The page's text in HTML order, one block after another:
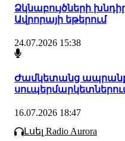
Ձկնաբույծների
Ավրորայի եթերում
24.07.2026 15:38
Ժամկետանց
16.07.2026 18:47
Լսել Radio Aurora